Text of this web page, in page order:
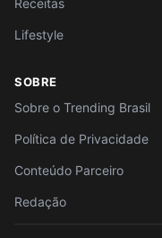
Lifestyle
SOBRE
Sobre o Trending Brasil
Política de Privacidade
Conteúdo Parceiro
Redação